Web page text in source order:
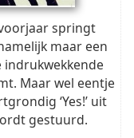
springt
maar een
indrukwekkende
Maar wel eentje
‘Yes!’ uit
gestuurd.